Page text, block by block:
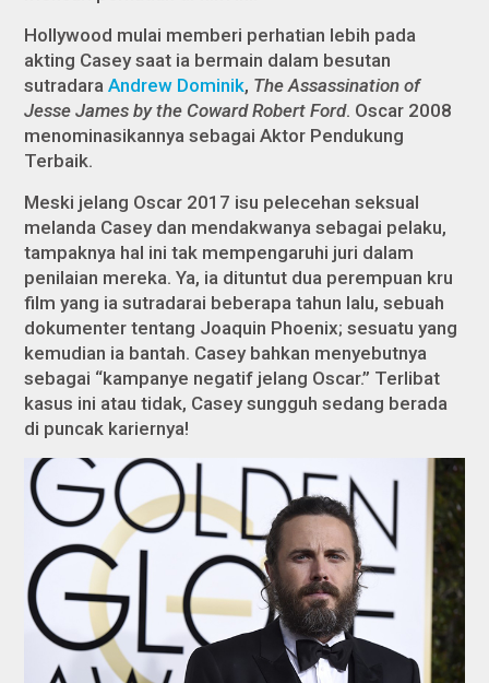
Hollywood mulai memberi perhatian lebih pada
akting Casey saat ia bermain dalam besutan
sutradaraAndrew Dominik, The Assassination of
Jesse James by the Coward Robert Ford. Oscar 2008
menominasikannya sebagai Aktor Pendukung
Terbaik.
Meski jelang Oscar 2017 isu pelecehan seksual
melanda Casey dan mendakwanya sebagai pelaku,
tampaknya hal ini tak mempengaruhi juri dalam
penilaian mereka. Ya, ia dituntut dua perempuan kru
film yang ia sutradarai beberapa tahun lalu, sebuah
dokumenter tentang Joaquin Phoenix; sesuatu yang
kemudian ia bantah. Casey bahkan menyebutnya
sebagai “kampanye negatif jelang Oscar.” Terlibat
kasus ini atau tidak, Casey sungguh sedang berada
di puncak kariernya!